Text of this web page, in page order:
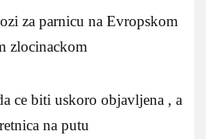
za parnicu na Evropskom
zlocinackom
ce biti uskoro objavljena , a
na putu